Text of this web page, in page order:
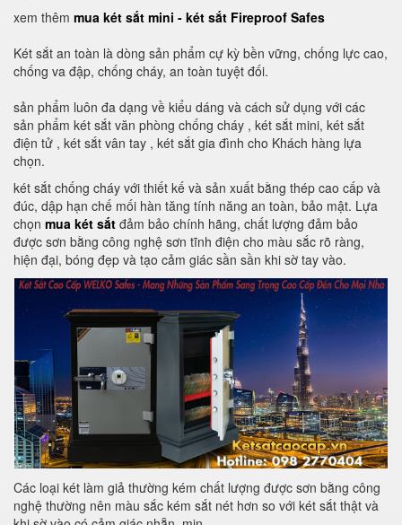
xem thêm mua két sắt mini - két sắt Fireproof Safes
Két sắt an toàn là dòng sản phẩm cự kỳ bền vững, chống lực cao,
chống va đập, chống cháy, an toàn tuyệt đối.
sản phẩm luôn đa dạng về kiểu dáng và cách sử dụng với các
sản phẩm két sắt văn phòng chống cháy , két sắt mini, két sắt
điện tử , két sắt vân tay , két sắt gia đình cho Khách hàng lựa
chọn.
két sắt chống cháy với thiết kế và sản xuất bằng thép cao cấp và
đúc, dập hạn chế mối hàn tăng tính năng an toàn, bảo mật. Lựa
chọn mua két sắt đảm bảo chính hãng, chất lượng đảm bảo
được sơn bằng công nghệ sơn tĩnh điện cho màu sắc rõ ràng,
hiện đại, bóng đẹp và tạo cảm giác sần sần khi sờ tay vào.
Các loại két làm giả thường kém chất lượng được sơn bằng công
nghệ thường nên màu sắc kém sắt nét hơn so với két sắt thật và